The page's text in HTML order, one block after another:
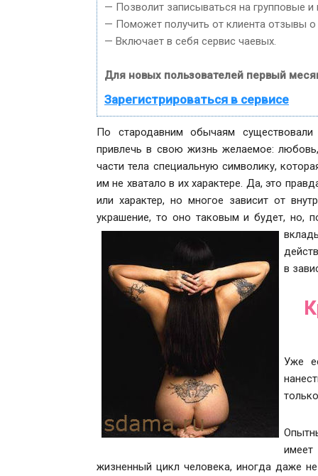
— Позволит записываться на групповые
— Поможет получить от клиента отзывы о
— Включает в себя сервис чаевых.
Для новых пользователей первый
Зарегистрироваться в сервисе
По стародавним обычаям
привлечь в свою жизнь желаемое:
части тела специальную символику,
им не хватало в их характере. Да, это
или характер, но многое зависит от
украшение, то оно таковым и будет, но,
в
Уже
имеет
жизненный цикл человека, иногда даже